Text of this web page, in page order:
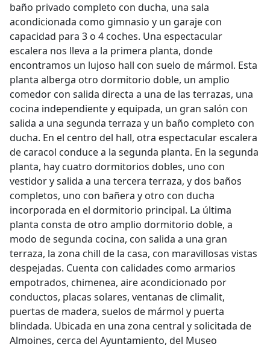
baño privado completo con ducha, una sala
acondicionada como gimnasio y un garaje con
capacidad para 3 o 4 coches. Una espectacular
escalera nos lleva a la primera planta, donde
encontramos un lujoso hall con suelo de mármol. Esta
planta alberga otro dormitorio doble, un amplio
comedor con salida directa a una de las terrazas, una
cocina independiente y equipada, un gran salón con
salida a una segunda terraza y un baño completo con
ducha. En el centro del hall, otra espectacular escalera
de caracol conduce a la segunda planta. En la segunda
planta, hay cuatro dormitorios dobles, uno con
vestidor y salida a una tercera terraza, y dos baños
completos, uno con bañera y otro con ducha
incorporada en el dormitorio principal. La última
planta consta de otro amplio dormitorio doble, a
modo de segunda cocina, con salida a una gran
terraza, la zona chill de la casa, con maravillosas vistas
despejadas. Cuenta con calidades como armarios
empotrados, chimenea, aire acondicionado por
conductos, placas solares, ventanas de climalit,
puertas de madera, suelos de mármol y puerta
blindada. Ubicada en una zona central y solicitada de
Almoines, cerca del Ayuntamiento, del Museo